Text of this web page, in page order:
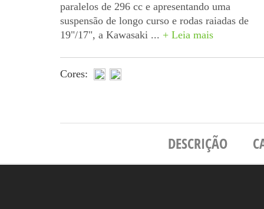
paralelos de 296 cc e apresentando uma
suspensão de longo curso e rodas raiadas de
19"/17", a Kawasaki ... + Leia mais
Cores:
DESCRIÇÃO